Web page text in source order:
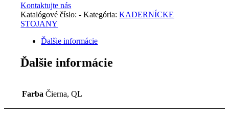
Kontaktujte nás
Katalógové číslo:- Kategória:KADERNÍCKE
STOJANY
Ďalšie informácie
Ďalšie informácie
Farba Čierna, QL